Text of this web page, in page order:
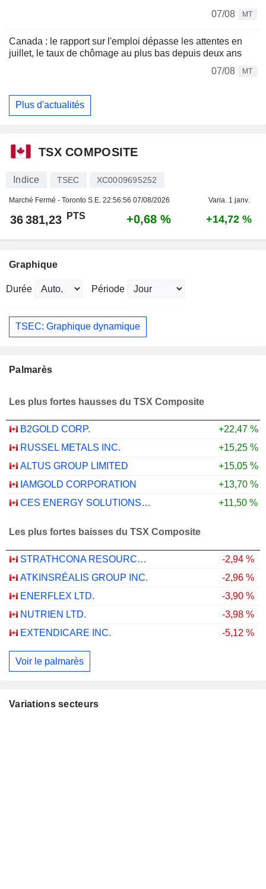
07/08
MT
Canada : le rapport sur l'emploi dépasse les attentes en
juillet, le taux de chômage au plus bas depuis deux ans
07/08
MT
Plus d'actualités
TSX COMPOSITE
Indice TSEC XC0009695252
Marché Fermé - Toronto S.E. 22:56:56 07/08/2026 Varia. 1 janv.
36 381,23 PTS +0,68 % +14,72 %
Graphique
Durée Période
TSEC: Graphique dynamique
Palmarès
Les plus fortes hausses du TSX Composite
B2GOLD CORP.
+22,47 %
RUSSEL METALS INC.
+15,25 %
ALTUS GROUP LIMITED
+15,05 %
IAMGOLD CORPORATION
+13,70 %
CES ENERGY SOLUTIONS CORP.
+11,50 %
Les plus fortes baisses du TSX Composite
STRATHCONA RESOURCES LTD.
-2,94 %
ATKINSRÉALIS GROUP INC.
-2,96 %
ENERFLEX LTD.
-3,90 %
NUTRIEN LTD.
-3,98 %
EXTENDICARE INC.
-5,12 %
Voir le palmarès
Variations secteurs